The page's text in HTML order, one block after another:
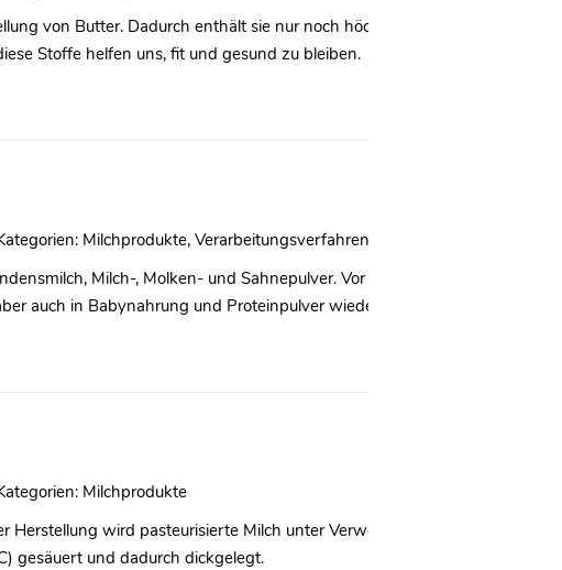
von Butter. Dadurch enthält sie nur noch höchsten 1 % Fett. Zudem
Stoffe helfen uns, fit und gesund zu bleiben.
Milchprodukte, Verarbeitungsverfahren für Milchprodukte
Milch-, Molken- und Sahnepulver. Vor allem die entstandenen
auch in Babynahrung und Proteinpulver wieder.
Milchprodukte
Herstellung wird pasteurisierte Milch unter Verwendung von bestimmten
gesäuert und dadurch dickgelegt.